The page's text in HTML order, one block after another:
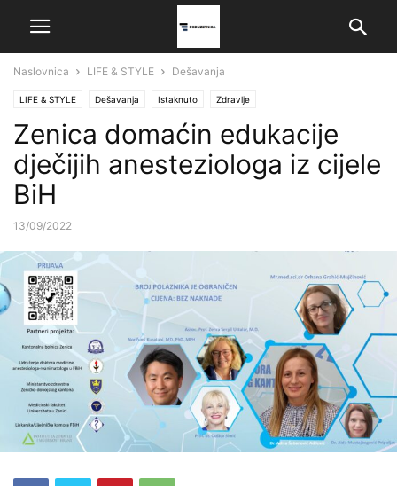
Naslovnica LIFE & STYLE Dešavanja
LIFE & STYLE Dešavanja Istaknuto Zdravlje
Zenica domaćin edukacije
dječijih anesteziologa iz cijele
BiH
13/09/2022